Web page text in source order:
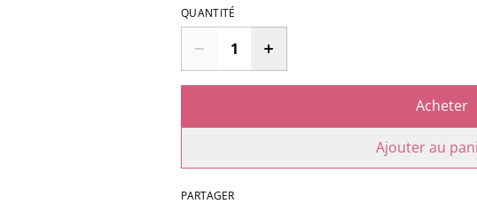
QUANTITÉ
Acheter
Ajouter au
PARTAGER